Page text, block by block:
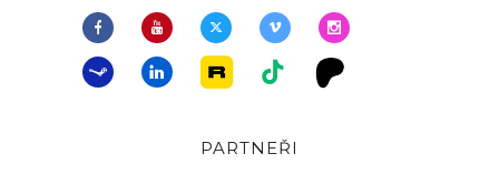
PARTNEŘI